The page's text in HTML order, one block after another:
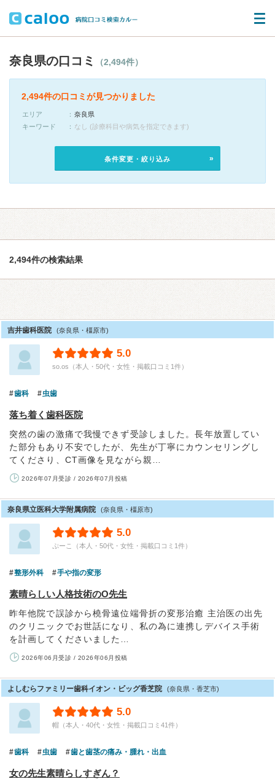
奈良県の口コミ （2,494件）
2,494件の口コミが見つかりました
エリア
奈良県
キーワード
なし (診療科目や病気を指定できます)
条件変更・絞り込み
2,494件の検索結果
吉井歯科医院 (奈良県・橿原市)
5.0
so.os（本人・50代・女性・掲載口コミ1件）
歯科 虫歯
落ち着く歯科医院
突然の歯の激痛で我慢できず受診しました。長年放置してい
た部分もあり不安でしたが、先生が丁寧にカウンセリングし
てくださり、CT画像を見ながら親…
2026年07月受診 / 2026年07月投稿
奈良県立医科大学附属病院 (奈良県・橿原市)
5.0
ぷーこ（本人・50代・女性・掲載口コミ1件）
整形外科 手や指の変形
素晴らしい人格技術のO先生
昨年他院で誤診から橈骨遠位端骨折の変形治癒 主治医の出先
のクリニックでお世話になり、私の為に連携しデバイス手術
を計画してくださいました…
2026年06月受診 / 2026年06月投稿
よしむらファミリー歯科イオン・ビッグ香芝院 (奈良県・香芝市)
5.0
帽（本人・40代・女性・掲載口コミ41件）
歯科 虫歯 歯と歯茎の痛み・腫れ・出血
女の先生素晴らしすぎん？